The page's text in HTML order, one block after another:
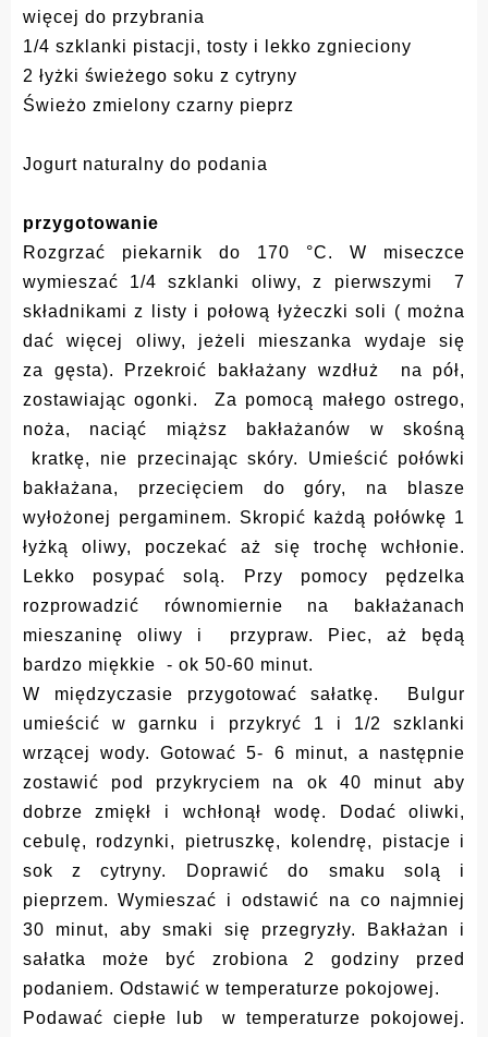
więcej do przybrania
1/4 szklanki pistacji, tosty i lekko zgnieciony
2 łyżki świeżego soku z cytryny
Świeżo zmielony czarny pieprz
Jogurt naturalny do podania
przygotowanie
Rozgrzać piekarnik do 170 °C. W miseczce
wymieszać 1/4 szklanki oliwy, z pierwszymi 7
składnikami z listy i połową łyżeczki soli ( można
dać więcej oliwy, jeżeli mieszanka wydaje się
za gęsta). Przekroić bakłażany wzdłuż na pół,
zostawiając ogonki. Za pomocą małego ostrego,
noża, naciąć miąższ bakłażanów w skośną
kratkę, nie przecinając skóry.
Umieścić połówki
bakłażana, przecięciem do góry, na blasze
wyłożonej pergaminem. Skropić każdą połówkę 1
łyżką oliwy, poczekać aż się trochę wchłonie.
Lekko posypać solą. Przy pomocy pędzelka
rozprowadzić równomiernie na bakłażanach
mieszaninę oliwy i przypraw. Piec, aż będą
bardzo miękkie - ok 50-60 minut.
W międzyczasie przygotować sałatkę. Bulgur
umieścić w garnku i przykryć 1 i 1/2 szklanki
wrzącej wody. Gotować 5- 6 minut, a następnie
zostawić pod przykryciem na ok 40 minut aby
dobrze zmiękł i wchłonął wodę. Dodać oliwki,
cebulę, rodzynki, pietruszkę, kolendrę, pistacje i
sok z cytryny. Doprawić do smaku solą i
pieprzem. Wymieszać i odstawić na co najmniej
30 minut, aby smaki się przegryzły. Bakłażan i
sałatka może być zrobiona 2 godziny przed
podaniem. Odstawić w temperaturze pokojowej.
Podawać ciepłe lub w temperaturze pokojowej.